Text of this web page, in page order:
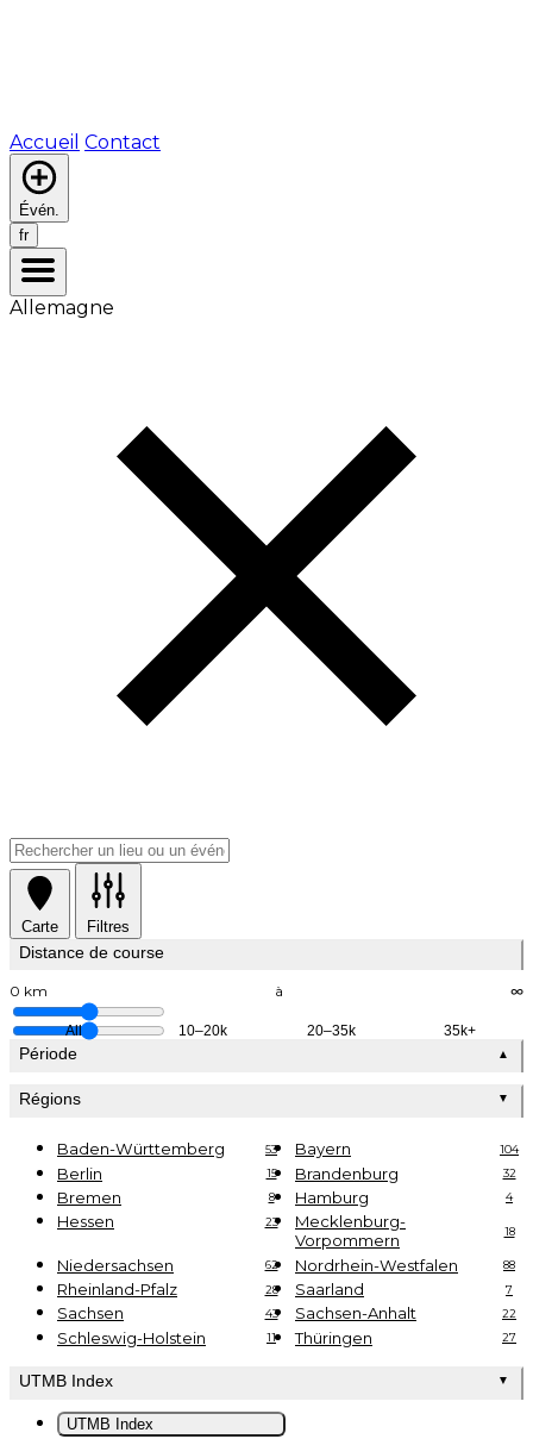
Accueil Contact
Évén.
fr
Allemagne
Carte Filtres
Distance de course
0 km à ∞
All 10–20k 20–35k 35k+
Période ▲
Régions ▼
Baden-Württemberg 53 Bayern 104
Berlin 15 Brandenburg 32
Bremen 8 Hamburg 4
Hessen 23
Mecklenburg-
Vorpommern
18
Niedersachsen 62 Nordrhein-Westfalen 88
Rheinland-Pfalz 28 Saarland 7
Sachsen 43 Sachsen-Anhalt 22
Schleswig-Holstein 11 Thüringen 27
UTMB Index ▼
UTMB Index